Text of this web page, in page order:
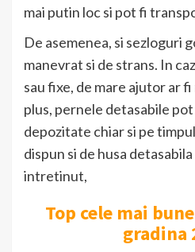
mai putin loc si pot fi
De asemenea, si sezloguri
manevrat si de strans. In
sau fixe, de mare ajutor ar
plus, pernele detasabile
depozitate chiar si pe
dispun si de husa
intretinut,
Top cele mai
gradina